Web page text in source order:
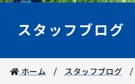
スタッフブログ
ホーム スタッフブログ